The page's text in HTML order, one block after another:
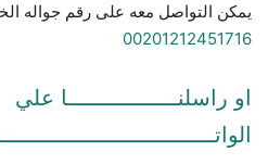
يمكن التواصل معه على رقم جواله
00201212451716
او راسلنـــــــــــــــــا علي